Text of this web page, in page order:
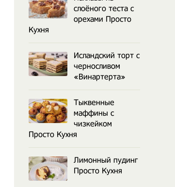
слоёного теста с
орехами Просто
Кухня
Исландский торт с
черносливом
«Винартерта»
Тыквенные
маффины с
чизкейком
Просто Кухня
Лимонный пудинг
Просто Кухня